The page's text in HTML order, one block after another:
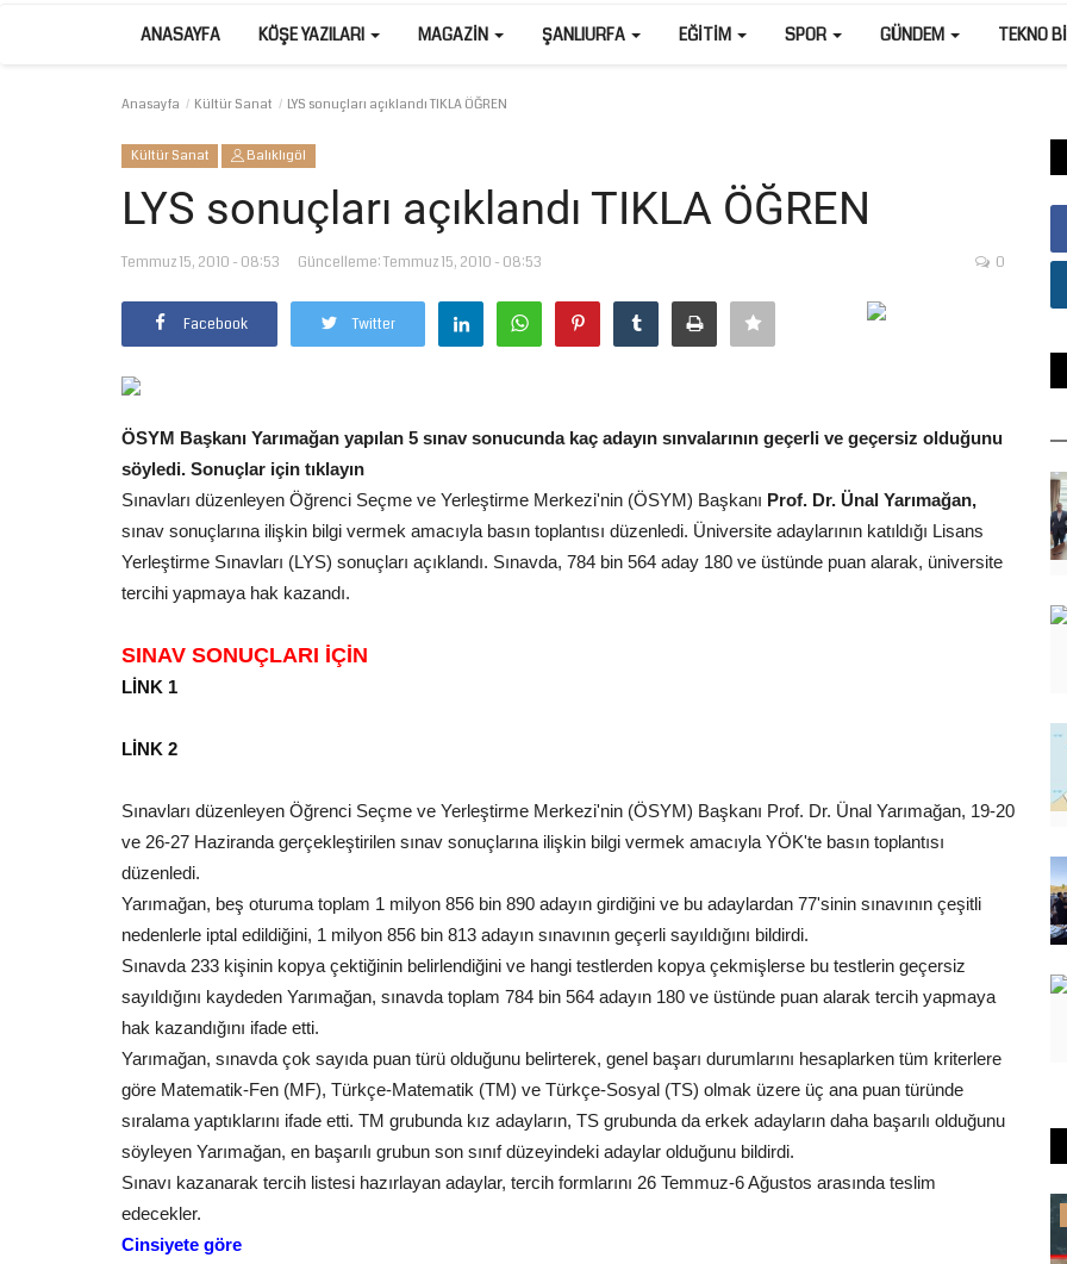
ANASAYFA KÖŞE YAZILARI MAGAZIN ŞANLIURFA EĞITIM SPOR GÜNDEM TEKNO
Anasayfa Kültür Sanat LYS sonuçları açıklandı TIKLA ÖĞREN
Kültür Sanat Balıklıgöl
LYS sonuçları açıklandı TIKLA ÖĞREN
Temmuz 15, 2010 - 08:53 Güncelleme: Temmuz 15, 2010 - 08:53 0
Facebook Twitter
ÖSYM Başkanı Yarımağan yapılan 5 sınav sonucunda kaç adayın sınvalarının geçerli ve geçersiz olduğunu
söyledi. Sonuçlar için tıklayın
Sınavları düzenleyen Öğrenci Seçme ve Yerleştirme Merkezi'nin (ÖSYM) Başkanı Prof. Dr. Ünal Yarımağan,
sınav sonuçlarına ilişkin bilgi vermek amacıyla basın toplantısı düzenledi. Üniversite adaylarının katıldığı Lisans
Yerleştirme Sınavları (LYS) sonuçları açıklandı. Sınavda, 784 bin 564 aday 180 ve üstünde puan alarak, üniversite
tercihi yapmaya hak kazandı.
SINAV SONUÇLARI İÇİN
LİNK 1
LİNK 2
Sınavları düzenleyen Öğrenci Seçme ve Yerleştirme Merkezi'nin (ÖSYM) Başkanı Prof. Dr. Ünal Yarımağan, 19-20
ve 26-27 Haziranda gerçekleştirilen sınav sonuçlarına ilişkin bilgi vermek amacıyla YÖK'te basın toplantısı
düzenledi.
Yarımağan, beş oturuma toplam 1 milyon 856 bin 890 adayın girdiğini ve bu adaylardan 77'sinin sınavının çeşitli
nedenlerle iptal edildiğini, 1 milyon 856 bin 813 adayın sınavının geçerli sayıldığını bildirdi.
Sınavda 233 kişinin kopya çektiğinin belirlendiğini ve hangi testlerden kopya çekmişlerse bu testlerin geçersiz
sayıldığını kaydeden Yarımağan, sınavda toplam 784 bin 564 adayın 180 ve üstünde puan alarak tercih yapmaya
hak kazandığını ifade etti.
Yarımağan, sınavda çok sayıda puan türü olduğunu belirterek, genel başarı durumlarını hesaplarken tüm kriterlere
göre Matematik-Fen (MF), Türkçe-Matematik (TM) ve Türkçe-Sosyal (TS) olmak üzere üç ana puan türünde
sıralama yaptıklarını ifade etti. TM grubunda kız adayların, TS grubunda da erkek adayların daha başarılı olduğunu
söyleyen Yarımağan, en başarılı grubun son sınıf düzeyindeki adaylar olduğunu bildirdi.
Sınavı kazanarak tercih listesi hazırlayan adaylar, tercih formlarını 26 Temmuz-6 Ağustos arasında teslim
edecekler.
Cinsiyete göre